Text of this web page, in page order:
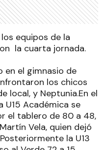
equipos de la
la cuarta jornada.
en el gimnasio de
los chicos
local, y Neptunia.En el
U15 Académica se
el tablero de 80 a 48,
Vela, quien dejó
la U13